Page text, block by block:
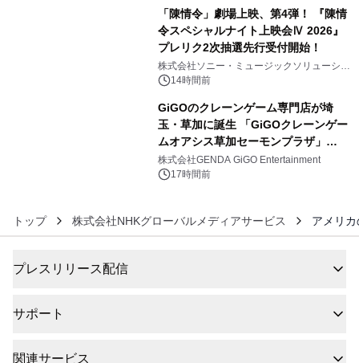
「陳情令」劇場上映、第4弾！ 『陳情
令スペシャルナイト上映会Ⅳ 2026』
プレリク2次抽選先行受付開始！
株式会社ソニー・ミュージックソリューショ
ンズ14時間前
GiGOのクレーンゲーム専門店が埼
玉・草加に誕生 「GiGOクレーンゲー
ムオアシス草加セーモンプラザ」
2026年8月7日(金)10時グランドオープ
ン
株式会社GENDA GiGO Entertainment
17時間前
トップ 株式会社NHKグローバルメディアサービス アメリ
プレスリリース配信
サポート
関連サービス